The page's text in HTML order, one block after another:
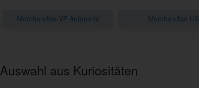
Merchandise VP Autoparts Merchandise US
Auswahl aus Kuriositäten